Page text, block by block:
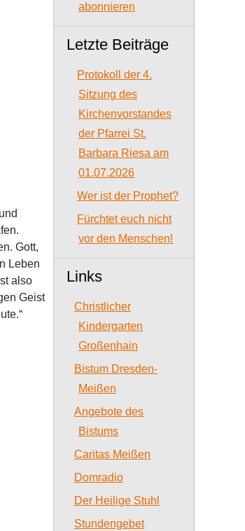
Gott,
Leben
also
Geist
abonnieren
Letzte Beiträge
Protokoll der 4.
Sitzung des
Kirchenvorstandes
der Pfarrei St.
Barbara Riesa am
01.07.2026
Wer ist der Prophet?
Fürchtet euch nicht
vor den Menschen!
Links
Christlicher
Kindergarten
Großenhain
Bistum Dresden-
Meißen
Angebote des
Bistums
Caritas Meißen
Domradio
Der Heilige Stuhl
Stundengebet